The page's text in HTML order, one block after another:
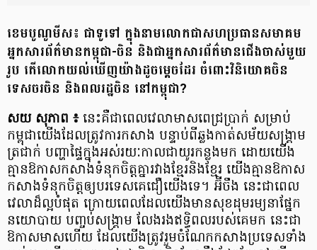
ខេមបូណូមីស៖ ជាទូទៅ ក្នុងនាមលោកជាសហប្រធានសមាគម
អ្នកសារព័ត៌មានកម្ពុជា-ចិន និងជាអ្នកសារព័ត៌មានជើងចាស់មួយ
រូប តើលោកយល់ឃើញយ៉ាងដូចម្ដេចដែរ ចំពោះវិនិយោគចិន
ទេសចរចិន និងពលរដ្ឋចិន នៅកម្ពុជា?
សយ សុភាព ៖ នេះ​គឺជាពេលវេលា​មាសពេជ្រប្រាក់ សម្រាប់
កម្ពុជាយើង​ដែលត្រូវការកសាង បន្ទាប់ពីឆ្លងកាត់​សម័យ​សង្គ្រាម
ត្រជាក់ បញ្ហាផ្ទៃក្នុង​អស់រយៈកាល​ជាយូរកន្លងមក ដោយ​យើង​
គ្មាន​ឱកាស​កសាងទំនុកចិត្ត​គ្នារវាង​ខ្មែរ​និង​ខ្មែរ យើង​គ្មាន​ឱកាស​
កសាង​ទំនុកចិត្ត​ឲ្យ​បរទេស​គេ​ជឿយើងទេ។ អ៊ីចឹង នេះ​ជាពេល
វេលា​ដ៏ល្អ​បំផុត ក្រោយពេលដែលយើងមានសុខដុមរម្យនាផ្នែក
នយោបាយ បញ្ចប់សង្គ្រាម លែងរង​ឥទ្ធិពល​របស់​គេ​មក នេះ​ជា​
ឱកាស​មាសហើយ​ ដែលយើងត្រូវរួមចំណែកកសាងប្រទេសទាំង